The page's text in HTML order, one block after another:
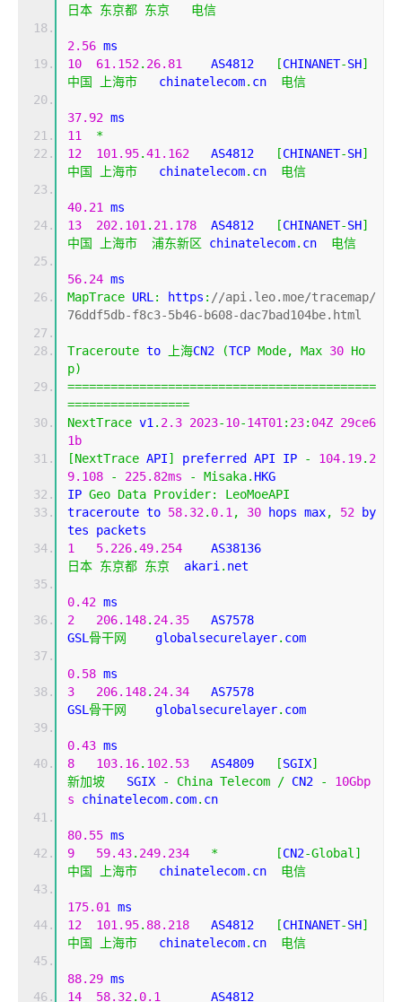
日本 东京都 东京 电信
2.56 ms
10
61.152. 26.81
    AS4812
[CHINANET-SH]
中国
上海市
   chinatelecom
. cn 电信
37.92 ms
11
*
12
101.95.41.162
   AS4812
[CHINANET-SH]
中国
上海市
   chinatelecom
. cn 电信
40.21
ms
13
202.101 . 21.178
  AS4812
[CHINANET-SH]
中国
上海市 浦东新区 chinatelecom. cn 电信
56.24 ms
MapTrace URL : https : //api.leo.moe/tracemap/
76ddf5db-f8c3-5b46-b608-dac7bad104be.html
Traceroute to 上海CN2 (TCP Mode, Max 30 Ho
p)
===========================================
=================
NextTrace v1 . 2.3 2023-10-14T01 : 23: 04Z 29ce6
1b
[NextTrace API] preferred API IP - 104.19. 2
9.108
- 225.82ms - Misaka. HKG
IP Geo Data Provider:
LeoMoeAPI
traceroute to 58.32. 0.1 , 30 hops max, 52 by
tes packets
1
5.226.49.254
日本 东京都 东京
  akari
. net
0.42 ms
2
206.148. 24.35
   AS7578
GSL 骨干网
    globalsecurelayer
. com
0.58 ms
3
206.148. 24.34
   AS7578
GSL 骨干网
    globalsecurelayer
. com
0.43 ms
8
103.16. 102.53
   AS4809
[SGIX]
新加坡
   SGIX
- China Telecom / CN2 -
10Gbp
s chinatelecom. com. cn
80.55 ms
9
59.43. 249.234 * [CN2-Global ]
中国
上海市
   chinatelecom
. cn 电信
175.01
ms
12
101.95. 88.218
   AS4812
[CHINANET-SH]
中国
上海市
   chinatelecom
. cn 电信
88.29 ms
14
58.32. 0.1